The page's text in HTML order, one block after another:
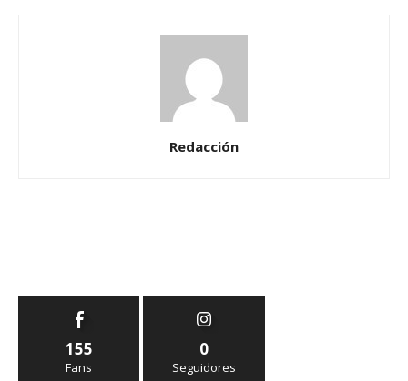
Redacción
155
Fans
0
Seguidores